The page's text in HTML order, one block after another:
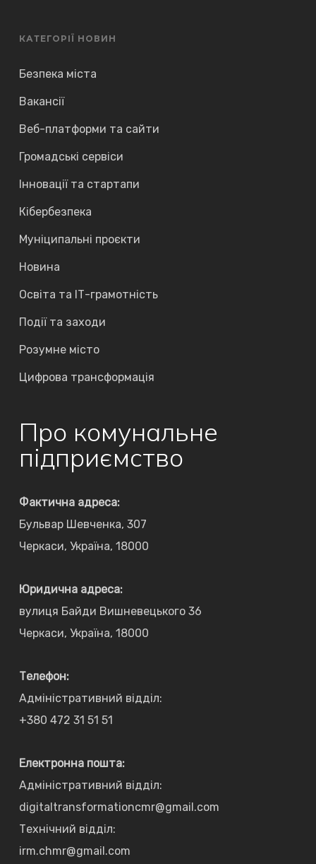
КАТЕГОРІЇ НОВИН
Безпека міста
Вакансії
Веб-платформи та сайти
Громадські сервіси
Інновації та стартапи
Кібербезпека
Муніципальні проєкти
Новина
Освіта та ІТ-грамотність
Події та заходи
Розумне місто
Цифрова трансформація
Про комунальне
підприємство
Фактична адреса:
Бульвар Шевченка, 307
Черкаси, Україна, 18000
Юридична адреса:
вулиця Байди Вишневецького 36
Черкаси, Україна, 18000
Телефон:
Адміністративний відділ:
+380 472 31 51 51
Електронна пошта:
Адміністративний відділ:
digitaltransformationcmr@gmail.com
Технічний відділ:
irm.chmr@gmail.com